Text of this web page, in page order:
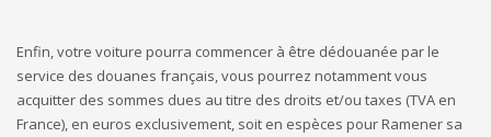
Enfin, votre voiture pourra commencer à être dédouanée par le
service des douanes français, vous pourrez notamment vous
acquitter des sommes dues au titre des droits et/ou taxes (TVA en
France), en euros exclusivement, soit en espèces pour Ramener sa